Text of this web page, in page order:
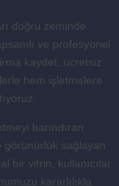
doğru zeminde
ve profesyonel
kaydet, ücretsiz
hem işletmelere
barındıran
görünürlük sağlayan
bir vitrin, kullanıcılar
kararlılıkla